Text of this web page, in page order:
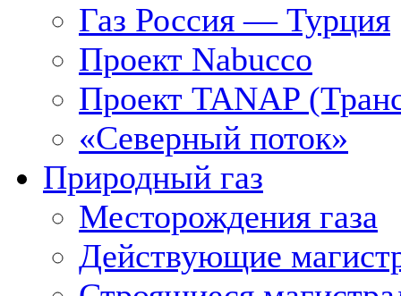
Газ Россия — Турция
Проект Nabucco
Проект TANAP
«Северный поток»
Природный газ
Месторождения газа
Действующие